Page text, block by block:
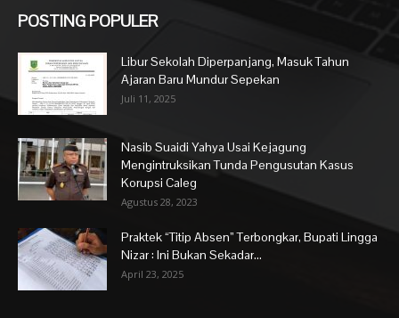
POSTING POPULER
Libur Sekolah Diperpanjang, Masuk Tahun
Ajaran Baru Mundur Sepekan
Juli 11, 2025
Nasib Suaidi Yahya Usai Kejagung
Mengintruksikan Tunda Pengusutan Kasus
Korupsi Caleg
Agustus 28, 2023
Praktek “Titip Absen” Terbongkar, Bupati Lingga
Nizar : Ini Bukan Sekadar...
April 23, 2025